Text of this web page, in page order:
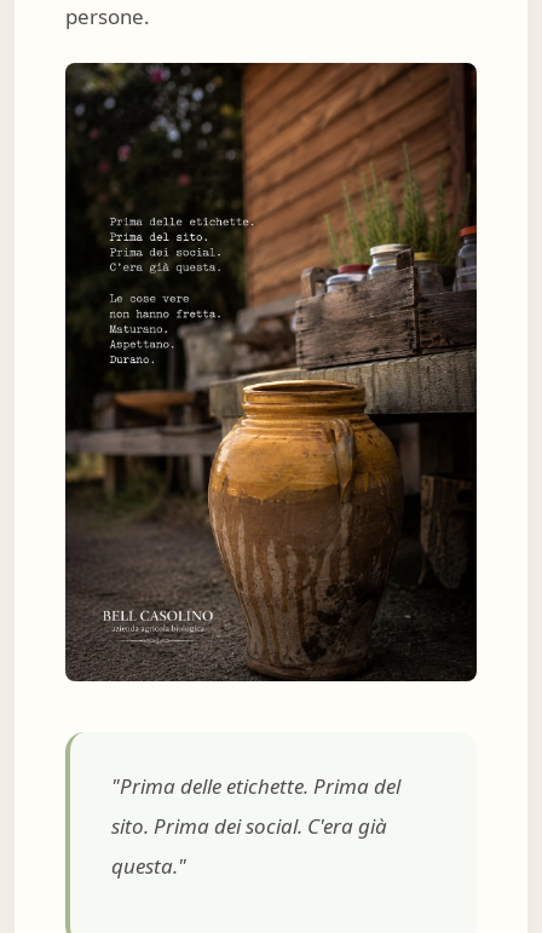
persone.
"Prima delle etichette. Prima del
sito. Prima dei social. C'era già
questa."